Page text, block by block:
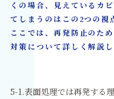
くの場合、見えているカ
てしまうのはこの2つの視
ここでは、再発防止のた
対策について詳しく解説し
5-1.表面処理では再発する